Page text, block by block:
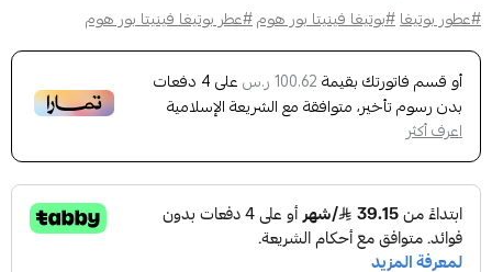
#عطور بوتيغا#بوتيغا فينيتا بور هوم#عطر بوتيغا فينيتا بور هوم
أو قسم فاتورتك بقيمة 100.62 ر.س على4 دفعات
بدون رسوم تأخير، متوافقة مع الشريعة الإسلامية
اعرف أكثر